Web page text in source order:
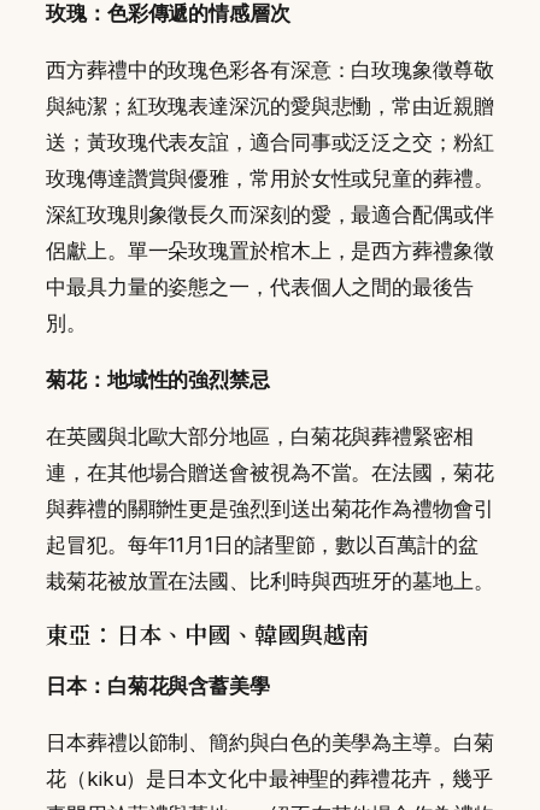
玫瑰：色彩傳遞的情感層次
西方葬禮中的玫瑰色彩各有深意：白玫瑰象徵尊敬
與純潔；紅玫瑰表達深沉的愛與悲慟，常由近親贈
送；黃玫瑰代表友誼，適合同事或泛泛之交；粉紅
玫瑰傳達讚賞與優雅，常用於女性或兒童的葬禮。
深紅玫瑰則象徵長久而深刻的愛，最適合配偶或伴
侶獻上。單一朵玫瑰置於棺木上，是西方葬禮象徵
中最具力量的姿態之一，代表個人之間的最後告
別。
菊花：地域性的強烈禁忌
在英國與北歐大部分地區，白菊花與葬禮緊密相
連，在其他場合贈送會被視為不當。在法國，菊花
與葬禮的關聯性更是強烈到送出菊花作為禮物會引
起冒犯。每年11月1日的諸聖節，數以百萬計的盆
栽菊花被放置在法國、比利時與西班牙的墓地上。
東亞：日本、中國、韓國與越南
日本：白菊花與含蓄美學
日本葬禮以節制、簡約與白色的美學為主導。白菊
花（kiku）是日本文化中最神聖的葬禮花卉，幾乎